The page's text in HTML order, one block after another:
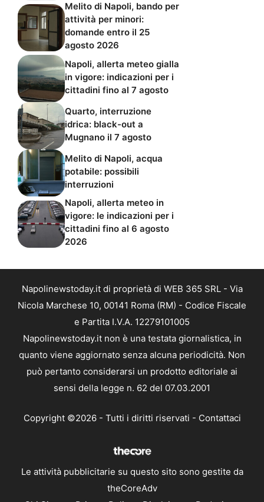
Melito di Napoli, bando per
attività per minori:
domande entro il 25
agosto 2026
Napoli, allerta meteo gialla
in vigore: indicazioni per i
cittadini fino al 7 agosto
Quarto, interruzione
idrica: black-out a
Mugnano il 7 agosto
Melito di Napoli, acqua
potabile: possibili
interruzioni
Napoli, allerta meteo in
vigore: le indicazioni per i
cittadini fino al 6 agosto
2026
Napolinewstoday.it di proprietà di WEB 365 SRL - Via
Nicola Marchese 10, 00141 Roma (RM) - Codice Fiscale
e Partita I.V.A. 12279101005
Napolinewstoday.it non è una testata giornalistica, in
quanto viene aggiornato senza alcuna periodicità. Non
può pertanto considerarsi un prodotto editoriale ai
sensi della legge n. 62 del 07.03.2001
Copyright ©2026 - Tutti i diritti riservati - Contattaci
Le attività pubblicitarie su questo sito sono gestite da
theCoreAdv